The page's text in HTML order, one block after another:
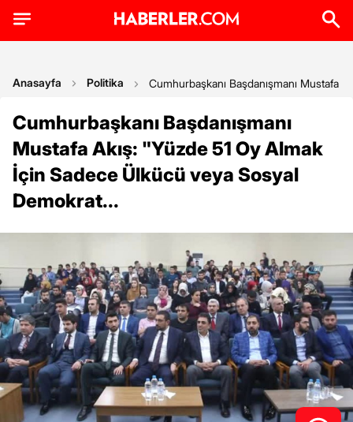
Anasayfa Politika Cumhurbaşkanı Başdanışmanı Mustafa
Cumhurbaşkanı Başdanışmanı
Mustafa Akış: "Yüzde 51 Oy Almak
İçin Sadece Ülkücü veya Sosyal
Demokrat...